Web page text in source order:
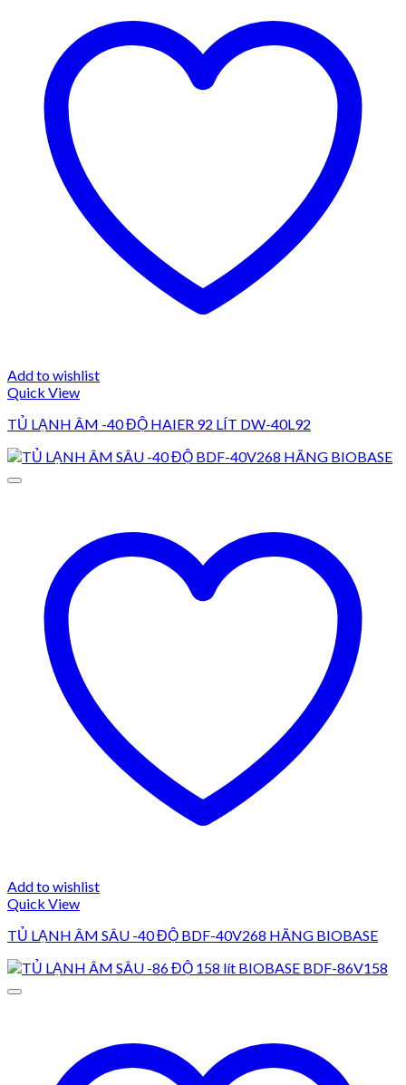
Add to wishlist
Quick View
TỦ LẠNH ÂM -40 ĐỘ HAIER 92 LÍT DW-40L92
Add to wishlist
Quick View
TỦ LẠNH ÂM SÂU -40 ĐỘ BDF-40V268 HÃNG BIOBASE